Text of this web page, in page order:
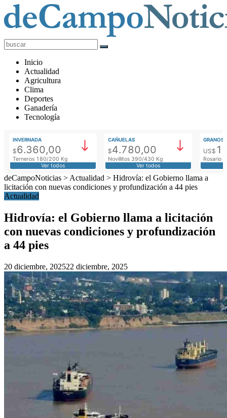
deCampoNoticias
Actualidad
Agropecuaria
Inicio
Actualidad
Agricultura
Clima
Deportes
Ganadería
Tecnología
INVERNADA
$6.360,00
Terneros 180/200 Kg
Ver todos
CAÑUELAS
$4.780,00
Novillitos 390/430 Kg
Ver todos
GRANOS
US$
Rosario
deCampoNoticias > Actualidad > Hidrovía: el Gobierno llama a
licitación con nuevas condiciones y profundización a 44 pies
Actualidad
Hidrovía: el Gobierno llama a licitación
con nuevas condiciones y profundización
a 44 pies
20 diciembre, 202522 diciembre, 2025